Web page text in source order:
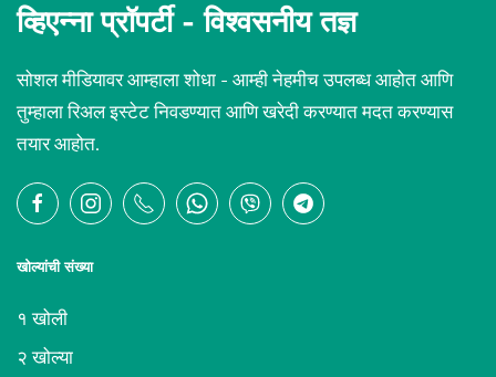
व्हिएन्ना प्रॉपर्टी -विश्वसनीय तज्ञ
सोशल मीडियावर आम्हाला शोधा - आम्ही नेहमीच उपलब्ध आहोत आणि
तुम्हाला रिअल इस्टेट निवडण्यात आणि खरेदी करण्यात मदत करण्यास
तयार आहोत.
खोल्यांची संख्या
१ खोली
२ खोल्या